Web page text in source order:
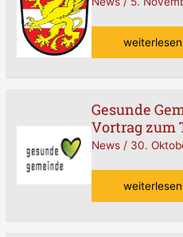
–
Euro
weiterlesen
Gesunde
Vortrag zum
News/ 30.
Gesunde
Gemeinde
Greifenburg
–
Vortrag
zum
Thema
Arthrose
weiterlesen